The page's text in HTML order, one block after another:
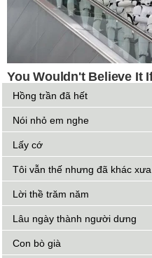
Hồng trần đã hết
Nói nhỏ em nghe
Lấy cớ
Tôi vẫn thế nhưng đã khác xưa
Lời thề trăm năm
Lâu ngày thành người dưng
Con bò già